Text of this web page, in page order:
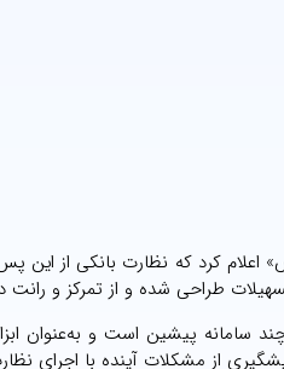
اعلام کرد که نظارت بانکی از
طراحی شده و از تمرکز و
چند سامانه پیشین است و به‌عنوان
از مشکلات آینده با اجرای